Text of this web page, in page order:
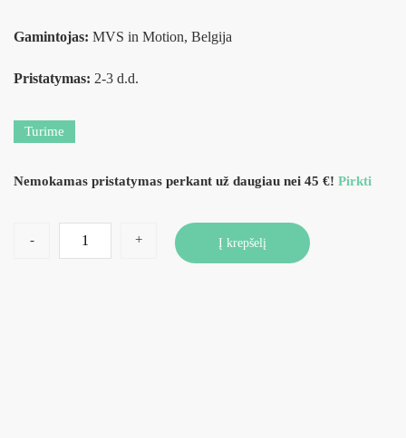
Gamintojas: MVS in Motion, Belgija
Pristatymas: 2-3 d.d.
Turime
Nemokamas pristatymas perkant už daugiau nei 45 €! Pirkti
- + Į krepšelį